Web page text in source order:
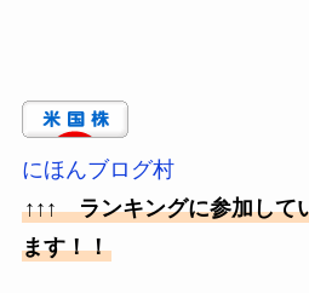
にほんブログ村
↑↑↑ ランキングに参加して
ます！！